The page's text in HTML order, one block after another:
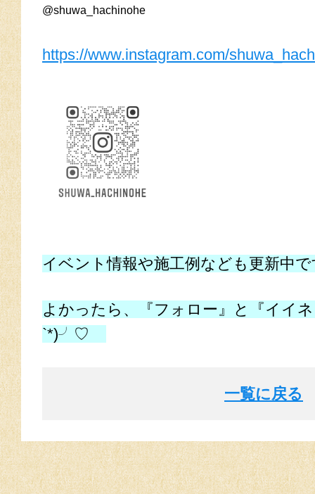
@shuwa_hachinohe
https://www.instagram.com/
イベント情報や施工例なども更新中
よかったら、『フォロー』と『イイ
`*)╯♡
一覧に戻る